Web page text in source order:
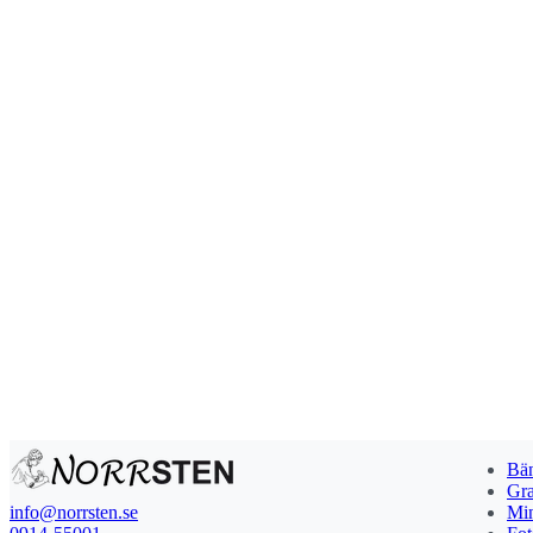
info@norrsten.se